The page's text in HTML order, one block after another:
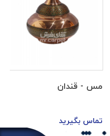
مس - قندان
تماس بگیرید